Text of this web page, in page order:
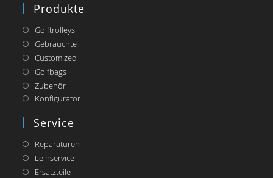
Produkte
Golftrolleys
Gebrauchte
Customized
Golfbags
Zubehör
KonfiguratorOpens
Service
Reparaturen
Leihservice
Ersatzteile